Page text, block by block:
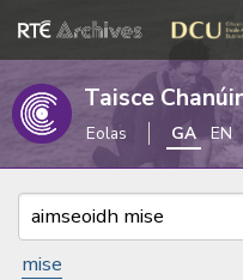
Taisce
Eolas GA EN
mise